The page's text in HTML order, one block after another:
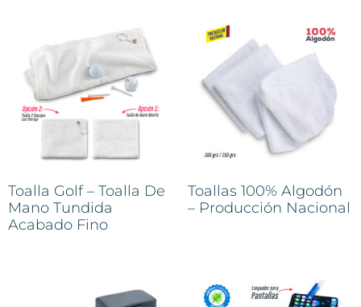
Toalla Golf – Toalla De
Mano Tundida
Acabado Fino
Toallas 100% Algodón
– Producción Nacional